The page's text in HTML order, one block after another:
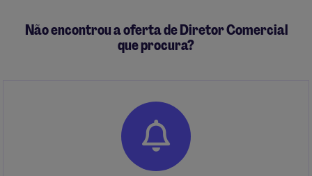
Não encontrou a oferta de Diretor Comercial
que procura?